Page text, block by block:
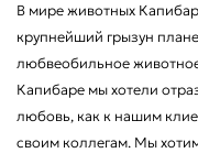
В мире животных
крупнейший грызун
любвеобильное
Капибаре мы хотели
любовь, как к нашим
своим коллегам. Мы